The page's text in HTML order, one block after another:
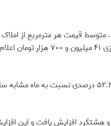
متوسط قیمت هر مترمربع از
در گزارش های این ۲ نهاد، صرف نظر از فاصله سه میلیون تومانی در آمار قیمت مسکن، توسط مرکز آمار در مرز ۴۵ میلیون تومان و از
از سوی دیگر بررسی شاخص کرایه مسکن اجاری در شهر تهران و کل مناطق شهری در تیرماه سال ۱۴۰۱، نشان دهنده رشد به ترتیب معادل ۴۷.۴ و
و هشتگرد افزایش یافت و این